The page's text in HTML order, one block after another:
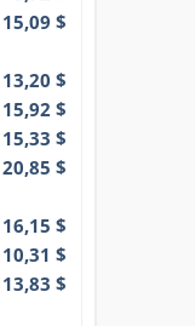
15,09 $
13,20 $
15,92 $
15,33 $
20,85 $
16,15 $
10,31 $
13,83 $